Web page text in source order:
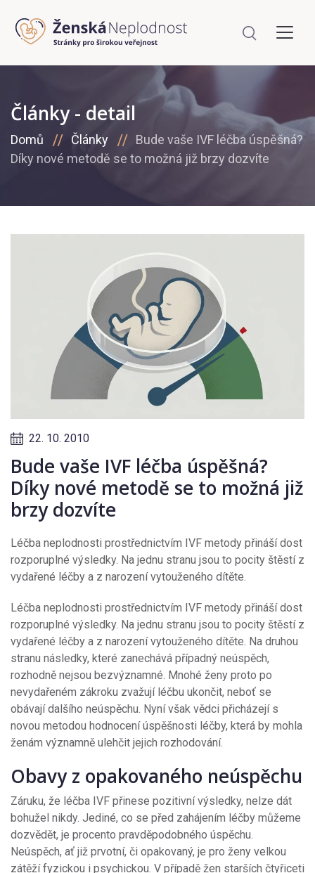
Články - detail
Domů Články
Bude vaše IVF léčba úspěšná?
Díky nové metodě se to možná již brzy dozvíte
22. 10. 2010
Bude vaše IVF léčba úspěšná?
Díky nové metodě se to možná již
brzy dozvíte
Léčba neplodnosti prostřednictvím IVF metody přináší dost
rozporuplné výsledky. Na jednu stranu jsou to pocity štěstí z
vydařené léčby a z narození vytouženého dítěte.
Léčba neplodnosti prostřednictvím IVF metody přináší dost
rozporuplné výsledky. Na jednu stranu jsou to pocity štěstí z
vydařené léčby a z narození vytouženého dítěte. Na druhou
stranu následky, které zanechává případný neúspěch,
rozhodně nejsou bezvýznamné. Mnohé ženy proto po
nevydařeném zákroku zvažují léčbu ukončit, neboť se
obávají dalšího neúspěchu. Nyní však vědci přicházejí s
novou metodou hodnocení úspěšnosti léčby, která by mohla
ženám významně ulehčit jejich rozhodování.
Obavy z opakovaného neúspěchu
Záruku, že léčba IVF přinese pozitivní výsledky, nelze dát
bohužel nikdy. Jediné, co se před zahájením léčby můžeme
dozvědět, je procento pravděpodobného úspěchu.
Neúspěch, ať již prvotní, či opakovaný, je pro ženy velkou
zátěží fyzickou i psychickou. V případě žen starších čtyřiceti